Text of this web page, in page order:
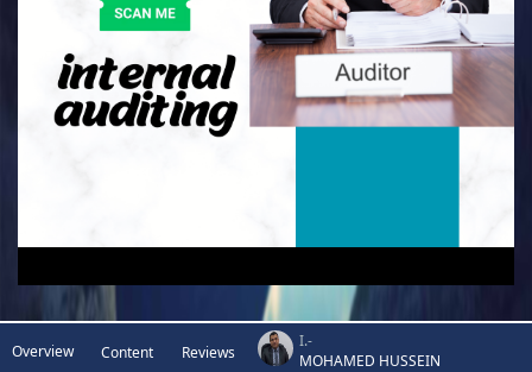
Overview Content Reviews
I.-
MOHAMED HUSSEIN